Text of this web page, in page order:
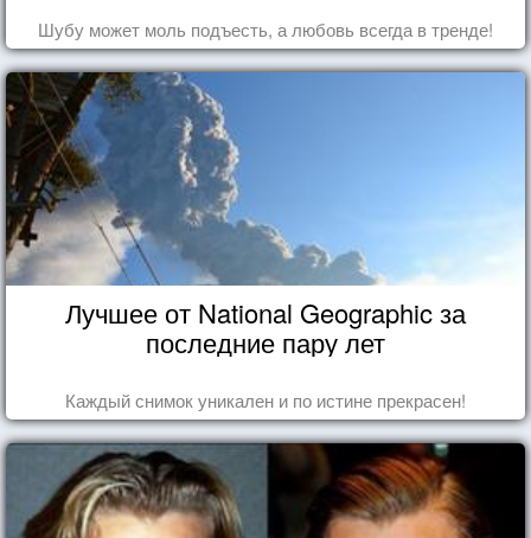
Шубу может моль подъесть, а любовь всегда в тренде!
Лучшее от National Geographic за
последние пару лет
Каждый снимок уникален и по истине прекрасен!